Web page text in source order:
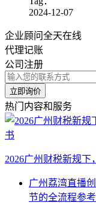
2024-12-07
企业顾问全天在线
代理记账
公司注册
立即询价
热门内容和服务
2026广州财税新规
广州荔湾直播
节的全流程参考